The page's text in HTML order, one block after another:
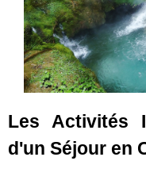
Les Activités
d'un Séjour en